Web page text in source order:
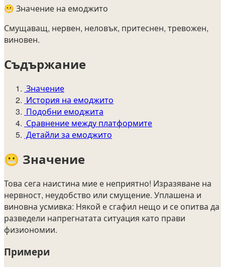
😬 Значение на емоджито
Смущаващ, нервен, неловък, притеснен, тревожен,
виновен.
Съдържание
Значение
История на емоджито
Подобни емоджита
Сравнение между платформите
Детайли за емоджито
😬 Значение
Това сега наистина мие е неприятно! Изразяване на
нервност, неудобство или смущение. Уплашена и
виновна усмивка: Някой е сгафил нещо и се опитва да
разведели напрегнатата ситуация като прави
физиономии.
Примери